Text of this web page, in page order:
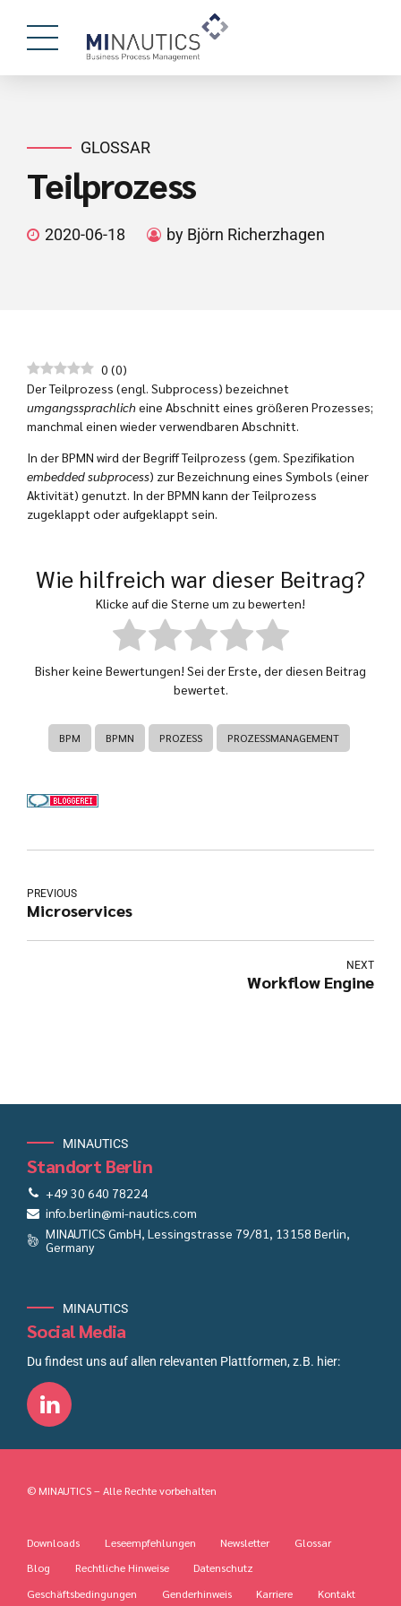
GLOSSAR
Teilprozess
2020-06-18 by Björn Richerzhagen
0 (0)
Der Teilprozess (engl. Subprocess) bezeichnet
umgangssprachlich eine Abschnitt eines größeren Prozesses;
manchmal einen wieder verwendbaren Abschnitt.
In der BPMN wird der Begriff Teilprozess (gem. Spezifikation
embedded subprocess) zur Bezeichnung eines Symbols (einer
Aktivität) genutzt. In der BPMN kann der Teilprozess
zugeklappt oder aufgeklappt sein.
Wie hilfreich war dieser Beitrag?
Klicke auf die Sterne um zu bewerten!
Bisher keine Bewertungen! Sei der Erste, der diesen Beitrag
bewertet.
BPM BPMN PROZESS PROZESSMANAGEMENT
PREVIOUS
Microservices
NEXT
Workflow Engine
MINAUTICS
Standort Berlin
+49 30 640 78224
info.berlin@mi-nautics.com
MINAUTICS GmbH, Lessingstrasse 79/81, 13158 Berlin,
Germany
MINAUTICS
Social Media
Du findest uns auf allen relevanten Plattformen, z.B. hier:
© MINAUTICS – Alle Rechte vorbehalten
Downloads Leseempfehlungen Newsletter
Glossar
Blog
Rechtliche Hinweise
Datenschutz
Geschäftsbedingungen
Genderhinweis Karriere Kontakt